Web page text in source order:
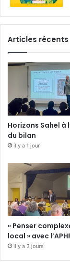
Articles récents
Horizons Sahel à
du bilan
il y a 1 jour
« Penser
local » avec
il y a 3 jours